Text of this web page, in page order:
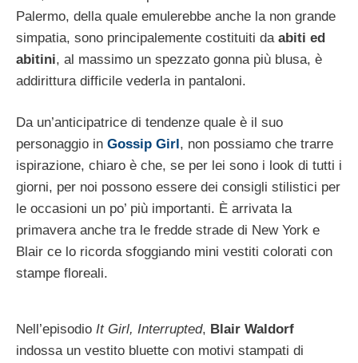
Palermo, della quale emulerebbe anche la non grande
simpatia, sono principalemente costituiti da abiti ed
abitini, al massimo un spezzato gonna più blusa, è
addirittura difficile vederla in pantaloni.
Da un’anticipatrice di tendenze quale è il suo
personaggio in Gossip Girl, non possiamo che trarre
ispirazione, chiaro è che, se per lei sono i look di tutti i
giorni, per noi possono essere dei consigli stilistici per
le occasioni un po’ più importanti. È arrivata la
primavera anche tra le fredde strade di New York e
Blair ce lo ricorda sfoggiando mini vestiti colorati con
stampe floreali.
Nell’episodio It Girl, Interrupted, Blair Waldorf
indossa un vestito bluette con motivi stampati di